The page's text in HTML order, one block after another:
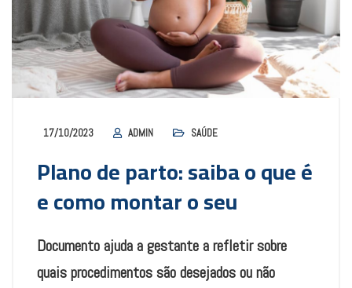
17/10/2023 ADMIN SAÚDE
Plano de parto: saiba o que é
e como montar o seu
Documento ajuda a gestante a refletir sobre
quais procedimentos são desejados ou não